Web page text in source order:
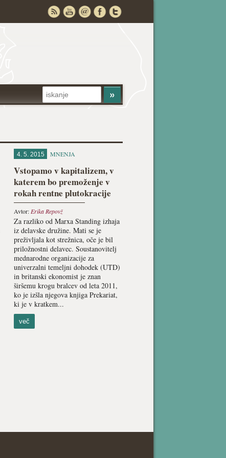
4. 5. 2015 MNENJA
Vstopamo v kapitalizem, v
katerem bo premoženje v
rokah rentne plutokracije
Avtor: Erika Repovž
Za razliko od Marxa Standing izhaja
iz delavske družine. Mati se je
preživljala kot strežnica, oče je bil
priložnostni delavec. Soustanovitelj
mednarodne organizacije za
univerzalni temeljni dohodek (UTD)
in britanski ekonomist je znan
širšemu krogu bralcev od leta 2011,
ko je izšla njegova knjiga Prekariat,
ki je v kratkem...
več